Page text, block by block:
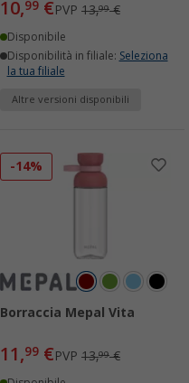
10,99 €PVP 13,99€
Disponibile
Disponibilità in filiale: Seleziona
la tua filiale
Altre versioni disponibili
-14%
Borraccia Mepal Vita
11,99 €PVP 13,99€